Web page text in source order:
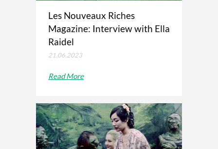
Les Nouveaux Riches
Magazine: Interview with Ella
Raidel
21.06.2023
Read More